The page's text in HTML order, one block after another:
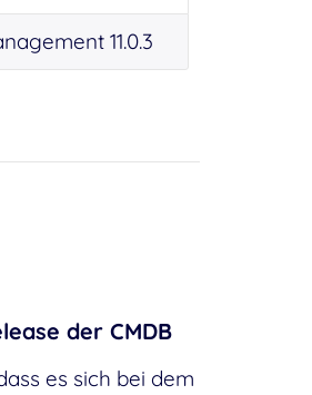
11.0.3
der CMDB
es sich bei dem